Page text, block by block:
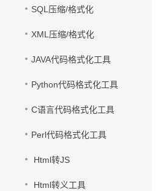
SQL压缩/格式化
XML压缩/格式化
JAVA代码格式化工具
Python代码格式化工具
C语言代码格式化工具
Perl代码格式化工具
Html转JS
Html转义工具